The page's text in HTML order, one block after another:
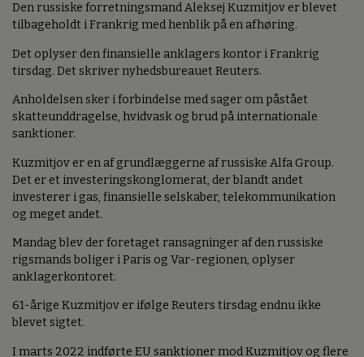
Den russiske forretningsmand Aleksej Kuzmitjov er blevet
tilbageholdt i Frankrig med henblik på en afhøring.
Det oplyser den finansielle anklagers kontor i Frankrig
tirsdag. Det skriver nyhedsbureauet Reuters.
Anholdelsen sker i forbindelse med sager om påstået
skatteunddragelse, hvidvask og brud på internationale
sanktioner.
Kuzmitjov er en af grundlæggerne af russiske Alfa Group.
Det er et investeringskonglomerat, der blandt andet
investerer i gas, finansielle selskaber, telekommunikation
og meget andet.
Mandag blev der foretaget ransagninger af den russiske
rigsmands boliger i Paris og Var-regionen, oplyser
anklagerkontoret.
61-årige Kuzmitjov er ifølge Reuters tirsdag endnu ikke
blevet sigtet.
I marts 2022 indførte EU sanktioner mod Kuzmitjov og flere